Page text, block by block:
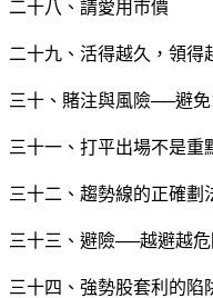
二十八、請愛用市價
二十九、活得越久，領得
三十、賭注與風險──避免
三十一、打平出場不是重
三十二、趨勢線的正確劃
三十三、避險──越避越
三十四、強勢股套利的陷